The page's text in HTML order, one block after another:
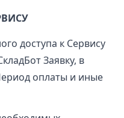
доступа к Сервису
Заявку, в
оплаты и иные